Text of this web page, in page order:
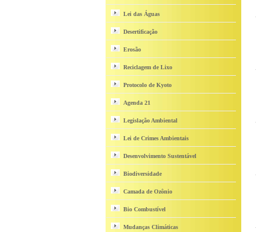
Lei das Águas
Desertificação
Erosão
Reciclagem de Lixo
Protocolo de Kyoto
Agenda 21
Legislação Ambiental
Lei de Crimes Ambientais
Desenvolvimento Sustentável
Biodiversidade
Camada de Ozônio
Bio Combustível
Mudanças Climáticas